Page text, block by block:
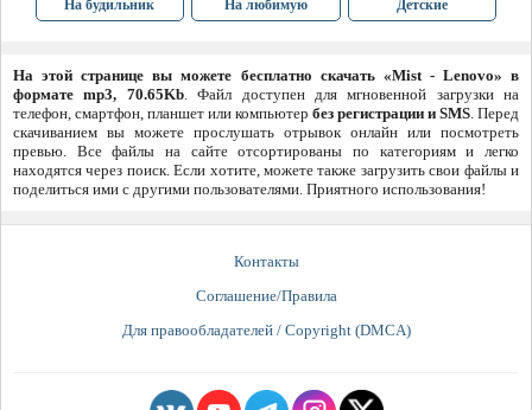
На будильник На любимую Детские
На этой странице вы можете бесплатно скачать «Mist - Lenovo» в
формате mp3, 70.65Kb. Файл доступен для мгновенной загрузки на
телефон, смартфон, планшет или компьютер без регистрации и SMS. Перед
скачиванием вы можете прослушать отрывок онлайн или посмотреть
превью. Все файлы на сайте отсортированы по категориям и легко
находятся через поиск. Если хотите, можете также загрузить свои файлы и
поделиться ими с другими пользователями. Приятного использования!
Контакты
Соглашение/Правила
Для правообладателей / Copyright (DMCA)